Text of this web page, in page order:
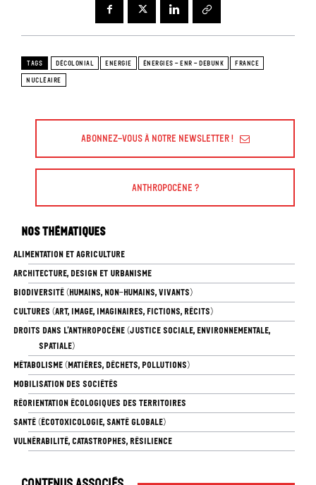
TAGS DÉCOLONIAL ENERGIE ÉNERGIES - ENR - DEBUNK
FRANCE
NUCLÉAIRE
Abonnez-vous à Notre Newsletter !
Anthropocène ?
Nos thématiques
ALIMENTATION ET AGRICULTURE
ARCHITECTURE, DESIGN ET URBANISME
BIODIVERSITÉ (HUMAINS, NON-HUMAINS, VIVANTS)
CULTURES (ART, IMAGE, IMAGINAIRES, FICTIONS, RÉCITS)
DROITS DANS L’ANTHROPOCÈNE (JUSTICE SOCIALE, ENVIRONNEMENTALE,
SPATIALE)
MÉTABOLISME (MATIÈRES, DÉCHETS, POLLUTIONS)
MOBILISATION DES SOCIÉTÉS
RÉORIENTATION ÉCOLOGIQUES DES TERRITOIRES
SANTÉ (ÉCOTOXICOLOGIE, SANTÉ GLOBALE)
VULNÉRABILITÉ, CATASTROPHES, RÉSILIENCE